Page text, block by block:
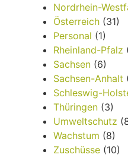
Nordrhein-
Österreich(31)
Personal (1)
Rheinland-Pfalz
Sachsen(6)
Sachsen-Anhalt
Schleswig-
Thüringen(3)
Umweltschutz
Wachstum (8)
Zuschüsse(10)